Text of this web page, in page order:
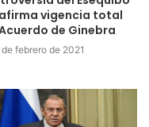
vigencia total
de Ginebra
de febrero de 2021